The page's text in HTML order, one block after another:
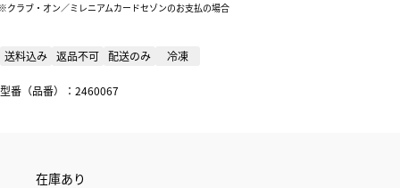
クラブ・オン／ミレニアムカードセゾンのお支払の場合
送料込み 返品不可 配送のみ 冷凍
型番（品番）：2460067
在庫あり